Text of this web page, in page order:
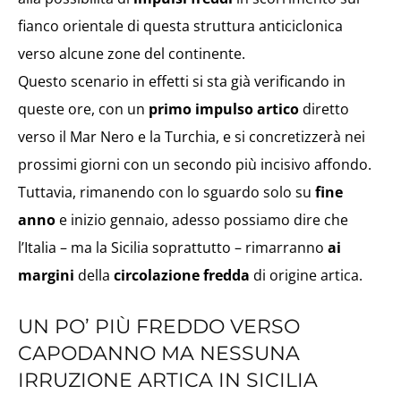
fianco orientale di questa struttura anticiclonica
verso alcune zone del continente.
Questo scenario in effetti si sta già verificando in
queste ore, con un primo impulso articodiretto
verso il Mar Nero e la Turchia, e si concretizzerà nei
prossimi giorni con un secondo più incisivo affondo.
Tuttavia, rimanendo con lo sguardo solo su fine
anno e inizio gennaio, adesso possiamo dire che
l’Italia – ma la Sicilia soprattutto – rimarranno ai
margini della circolazione fredda di origine artica.
UN PO’ PIÙ FREDDO VERSO
CAPODANNO MA NESSUNA
IRRUZIONE ARTICA IN SICILIA